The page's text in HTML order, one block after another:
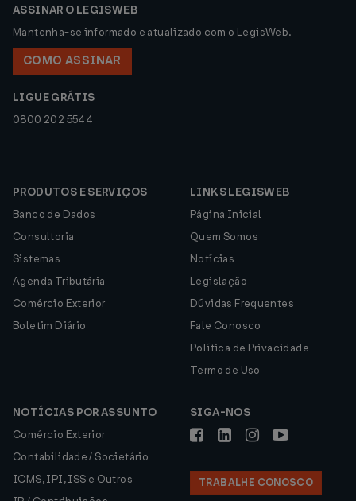
ASSINAR O LEGISWEB
Mantenha-se informado e atualizado com o LegisWeb.
COMO ASSINAR
LIGUE GRÁTIS
0800 202 5544
PRODUTOS E SERVIÇOS
Banco de Dados
Consultoria
Sistemas
Agenda Tributária
Comércio Exterior
Boletim Diário
LINKS LEGISWEB
Página Inicial
Quem Somos
Notícias
Legislação
Dúvidas Frequentes
Fale Conosco
Política de Privacidade
Termo de Uso
NOTÍCIAS POR ASSUNTO
Comércio Exterior
Contabilidade / Societário
ICMS, IPI, ISS e Outros
SIGA-NOS
TRABALHE CONOSCO